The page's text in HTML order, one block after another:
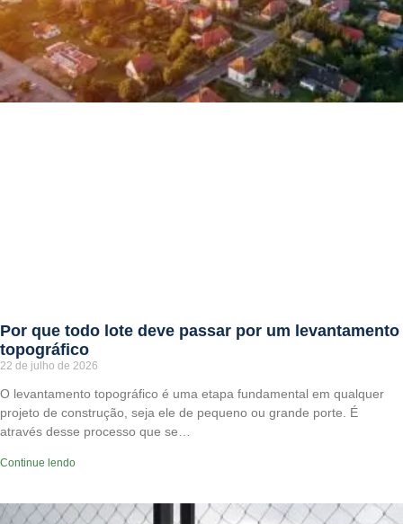
Por que todo lote deve passar por um levantamento
topográfico
22 de julho de 2026
O levantamento topográfico é uma etapa fundamental em qualquer
projeto de construção, seja ele de pequeno ou grande porte. É
através desse processo que se…
Continue lendo